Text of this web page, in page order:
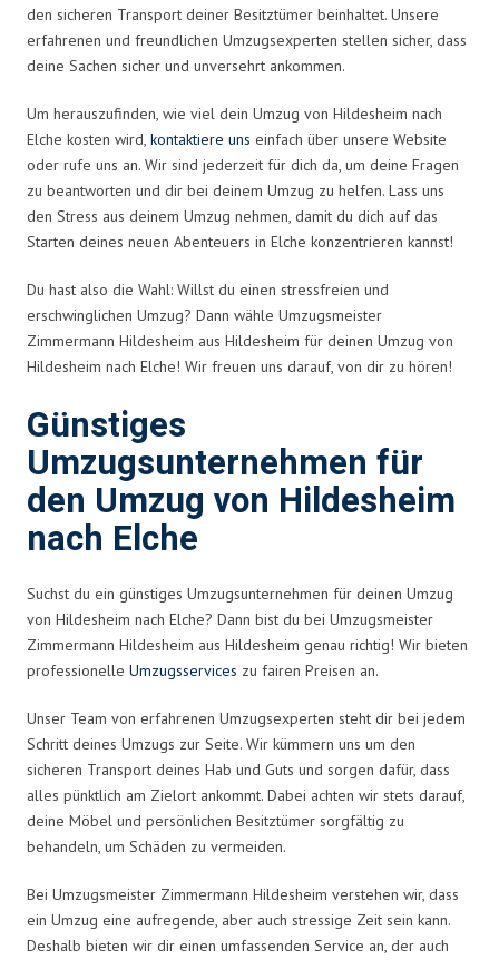
den sicheren Transport deiner Besitztümer beinhaltet. Unsere
erfahrenen und freundlichen Umzugsexperten stellen sicher, dass
deine Sachen sicher und unversehrt ankommen.
Um herauszufinden, wie viel dein Umzug von Hildesheim nach
Elche kosten wird, kontaktiere uns einfach über unsere Website
oder rufe uns an. Wir sind jederzeit für dich da, um deine Fragen
zu beantworten und dir bei deinem Umzug zu helfen. Lass uns
den Stress aus deinem Umzug nehmen, damit du dich auf das
Starten deines neuen Abenteuers in Elche konzentrieren kannst!
Du hast also die Wahl: Willst du einen stressfreien und
erschwinglichen Umzug? Dann wähle Umzugsmeister
Zimmermann Hildesheim aus Hildesheim für deinen Umzug von
Hildesheim nach Elche! Wir freuen uns darauf, von dir zu hören!
Günstiges
Umzugsunternehmen für
den Umzug von Hildesheim
nach Elche
Suchst du ein günstiges Umzugsunternehmen für deinen Umzug
von Hildesheim nach Elche? Dann bist du bei Umzugsmeister
Zimmermann Hildesheim aus Hildesheim genau richtig! Wir bieten
professionelle Umzugsservices zu fairen Preisen an.
Unser Team von erfahrenen Umzugsexperten steht dir bei jedem
Schritt deines Umzugs zur Seite. Wir kümmern uns um den
sicheren Transport deines Hab und Guts und sorgen dafür, dass
alles pünktlich am Zielort ankommt. Dabei achten wir stets darauf,
deine Möbel und persönlichen Besitztümer sorgfältig zu
behandeln, um Schäden zu vermeiden.
Bei Umzugsmeister Zimmermann Hildesheim verstehen wir, dass
ein Umzug eine aufregende, aber auch stressige Zeit sein kann.
Deshalb bieten wir dir einen umfassenden Service an, der auch